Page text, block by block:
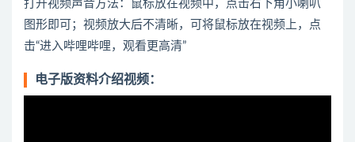
打开视频声音方法：鼠标放在视频中，点击右下角小喇叭
图形即可；视频放大后不清晰，可将鼠标放在视频上，点
击“进入哔哩哔哩，观看更高清”
电子版资料介绍视频：